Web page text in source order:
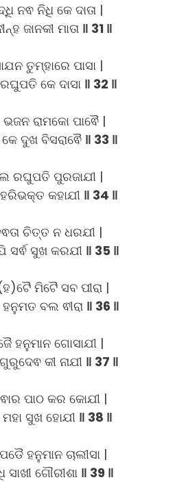
ନଵ ନିଧି କେ ଦାତା |
ଜାନକୀ ମାତା ‖ 31 ‖
ତୁମ୍ହାରେ ପାସା |
କେ ଦାସା ‖ 32 ‖
ରାମକୋ ପାଵୈ |
ଦୁଖ ବିସରାଵୈ ‖ 33 ‖
ରଘୁପତି ପୁରଜାଯୀ |
ହରିଭକ୍ତ କହାଯୀ ‖ 34 ‖
ଚିତ୍ତ ନ ଧରଯୀ |
ସର୍ଵ ସୁଖ କରଯୀ ‖ 35 ‖
ମିଟୈ ସବ ପୀରା |
ବଲ ଵୀରା ‖ 36 ‖
ହନୁମାନ ଗୋସାଯୀ |
କୀ ନାଯୀ ‖ 37 ‖
ପାଠ କର କୋଯୀ |
ସୁଖ ହୋଯୀ ‖ 38 ‖
ହନୁମାନ ଚାଲୀସା |
ଗୌରୀଶା ‖ 39 ‖